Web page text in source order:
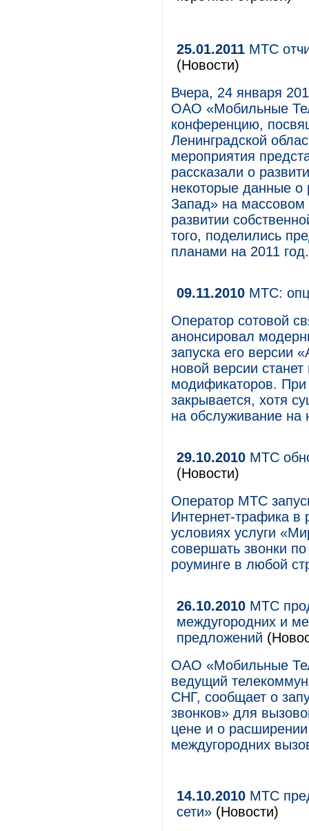
25.01.2011 МТС
(Новости)
Вчера, 24 января
ОАО «Мобильные
конференцию,
Ленинградской
мероприятия
рассказали о
некоторые данные о
Запад» на массовом
развитии
того, поделились
планами на 2011 год.
09.11.2010 МТС:
Оператор сотовой
анонсировал
запуска его версии
новой версии
модификаторов.
закрывается, хотя
на обслуживание
29.10.2010 МТС
(Новости)
Оператор МТС
Интернет-трафика в
условиях услуги
совершать звонки
роуминге в любой
26.10.2010 МТС
междугородних и
предложений
ОАО «Мобильные
ведущий
СНГ, сообщает о
звонков» для
цене и о
междугородних
14.10.2010 МТС
сети» (Новости)